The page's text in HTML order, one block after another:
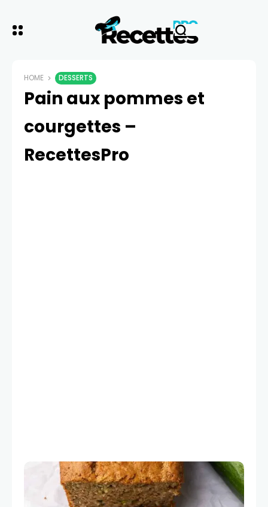
HOME DESSERTS
Pain aux pommes et
courgettes –
RecettesPro